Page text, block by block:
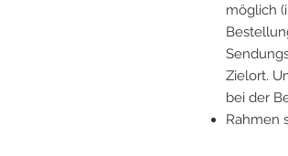
möglich
Zielort.
bei der
Rahmen